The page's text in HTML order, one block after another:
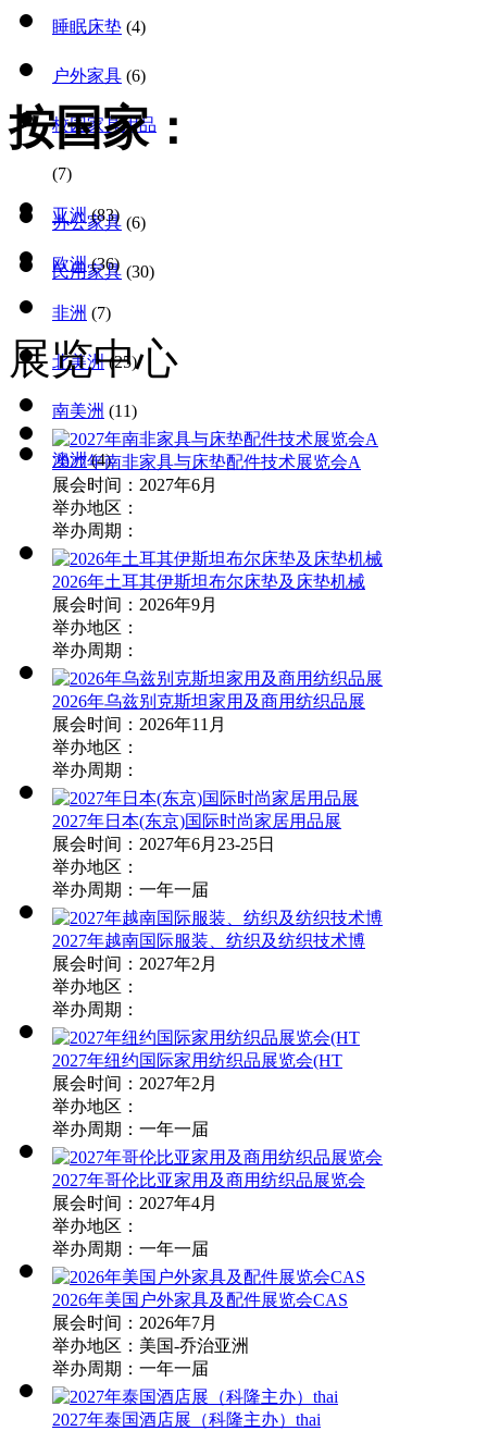
睡眠床垫 (4)
户外家具 (6)
校园家具用品
(7)
办公家具 (6)
民用家具 (30)
按国家：
亚洲 (83)
欧洲 (36)
非洲 (7)
北美洲 (25)
南美洲 (11)
澳洲 (4)
展览中心
2027年南非家具与床垫配件技术展览会A
展会时间：2027年6月
举办地区：
举办周期：
2026年土耳其伊斯坦布尔床垫及床垫机械
展会时间：2026年9月
举办地区：
举办周期：
2026年乌兹别克斯坦家用及商用纺织品展
展会时间：2026年11月
举办地区：
举办周期：
2027年日本(东京)国际时尚家居用品展
展会时间：2027年6月23-25日
举办地区：
举办周期：一年一届
2027年越南国际服装、纺织及纺织技术博
展会时间：2027年2月
举办地区：
举办周期：
2027年纽约国际家用纺织品展览会(HT
展会时间：2027年2月
举办地区：
举办周期：一年一届
2027年哥伦比亚家用及商用纺织品展览会
展会时间：2027年4月
举办地区：
举办周期：一年一届
2026年美国户外家具及配件展览会CAS
展会时间：2026年7月
举办地区：美国-乔治亚洲
举办周期：一年一届
2027年泰国酒店展（科隆主办）thai